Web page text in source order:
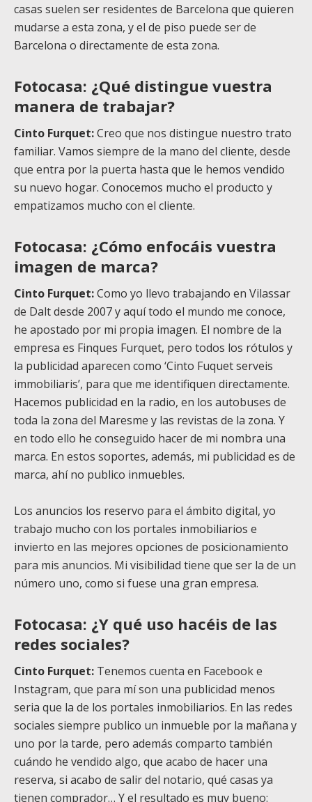
casas suelen ser residentes de Barcelona que quieren
mudarse a esta zona, y el de piso puede ser de
Barcelona o directamente de esta zona.
Fotocasa: ¿Qué distingue vuestra
manera de trabajar?
Cinto Furquet:Creo que nos distingue nuestro trato
familiar. Vamos siempre de la mano del cliente, desde
que entra por la puerta hasta que le hemos vendido
su nuevo hogar. Conocemos mucho el producto y
empatizamos mucho con el cliente.
Fotocasa: ¿Cómo enfocáis vuestra
imagen de marca?
Cinto Furquet:Como yo llevo trabajando en Vilassar
de Dalt desde 2007 y aquí todo el mundo me conoce,
he apostado por mi propia imagen. El nombre de la
empresa es Finques Furquet, pero todos los rótulos y
la publicidad aparecen como ‘Cinto Fuquet serveis
immobiliaris’, para que me identifiquen directamente.
Hacemos publicidad en la radio, en los autobuses de
toda la zona del Maresme y las revistas de la zona. Y
en todo ello he conseguido hacer de mi nombra una
marca. En estos soportes, además, mi publicidad es de
marca, ahí no publico inmuebles.
Los anuncios los reservo para el ámbito digital, yo
trabajo mucho con los portales inmobiliarios e
invierto en las mejores opciones de posicionamiento
para mis anuncios. Mi visibilidad tiene que ser la de un
número uno, como si fuese una gran empresa.
Fotocasa: ¿Y qué uso hacéis de las
redes sociales?
Cinto Furquet: Tenemos cuenta en Facebook e
Instagram, que para mí son una publicidad menos
seria que la de los portales inmobiliarios. En las redes
sociales siempre publico un inmueble por la mañana y
uno por la tarde, pero además comparto también
cuándo he vendido algo, que acabo de hacer una
reserva, si acabo de salir del notario, qué casas ya
tienen comprador… Y el resultado es muy bueno: